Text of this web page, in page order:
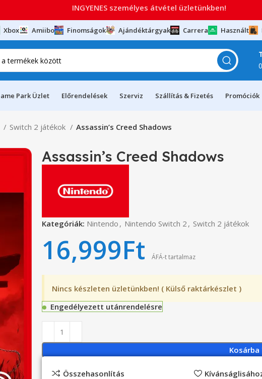
Xbox Amiibo Finomságok Ajándéktárgyak Carrera Használt
Park Üzlet Előrendelések Szerviz Szállítás & Fizetés Promóciók
Switch 2 játékok Assassin’s Creed Shadows
Assassin’s Creed Shadows
Kategóriák: Nintendo , Nintendo Switch 2 , Switch 2 játékok
16,999Ft ÁFÁ-t tartalmaz
Nincs készleten üzletünkben! ( Külső raktárkészlet )
Engedélyezett utánrendelésre
Kosárba
Összehasonlítás
INGYENES személyes átvétel üzletünkben!